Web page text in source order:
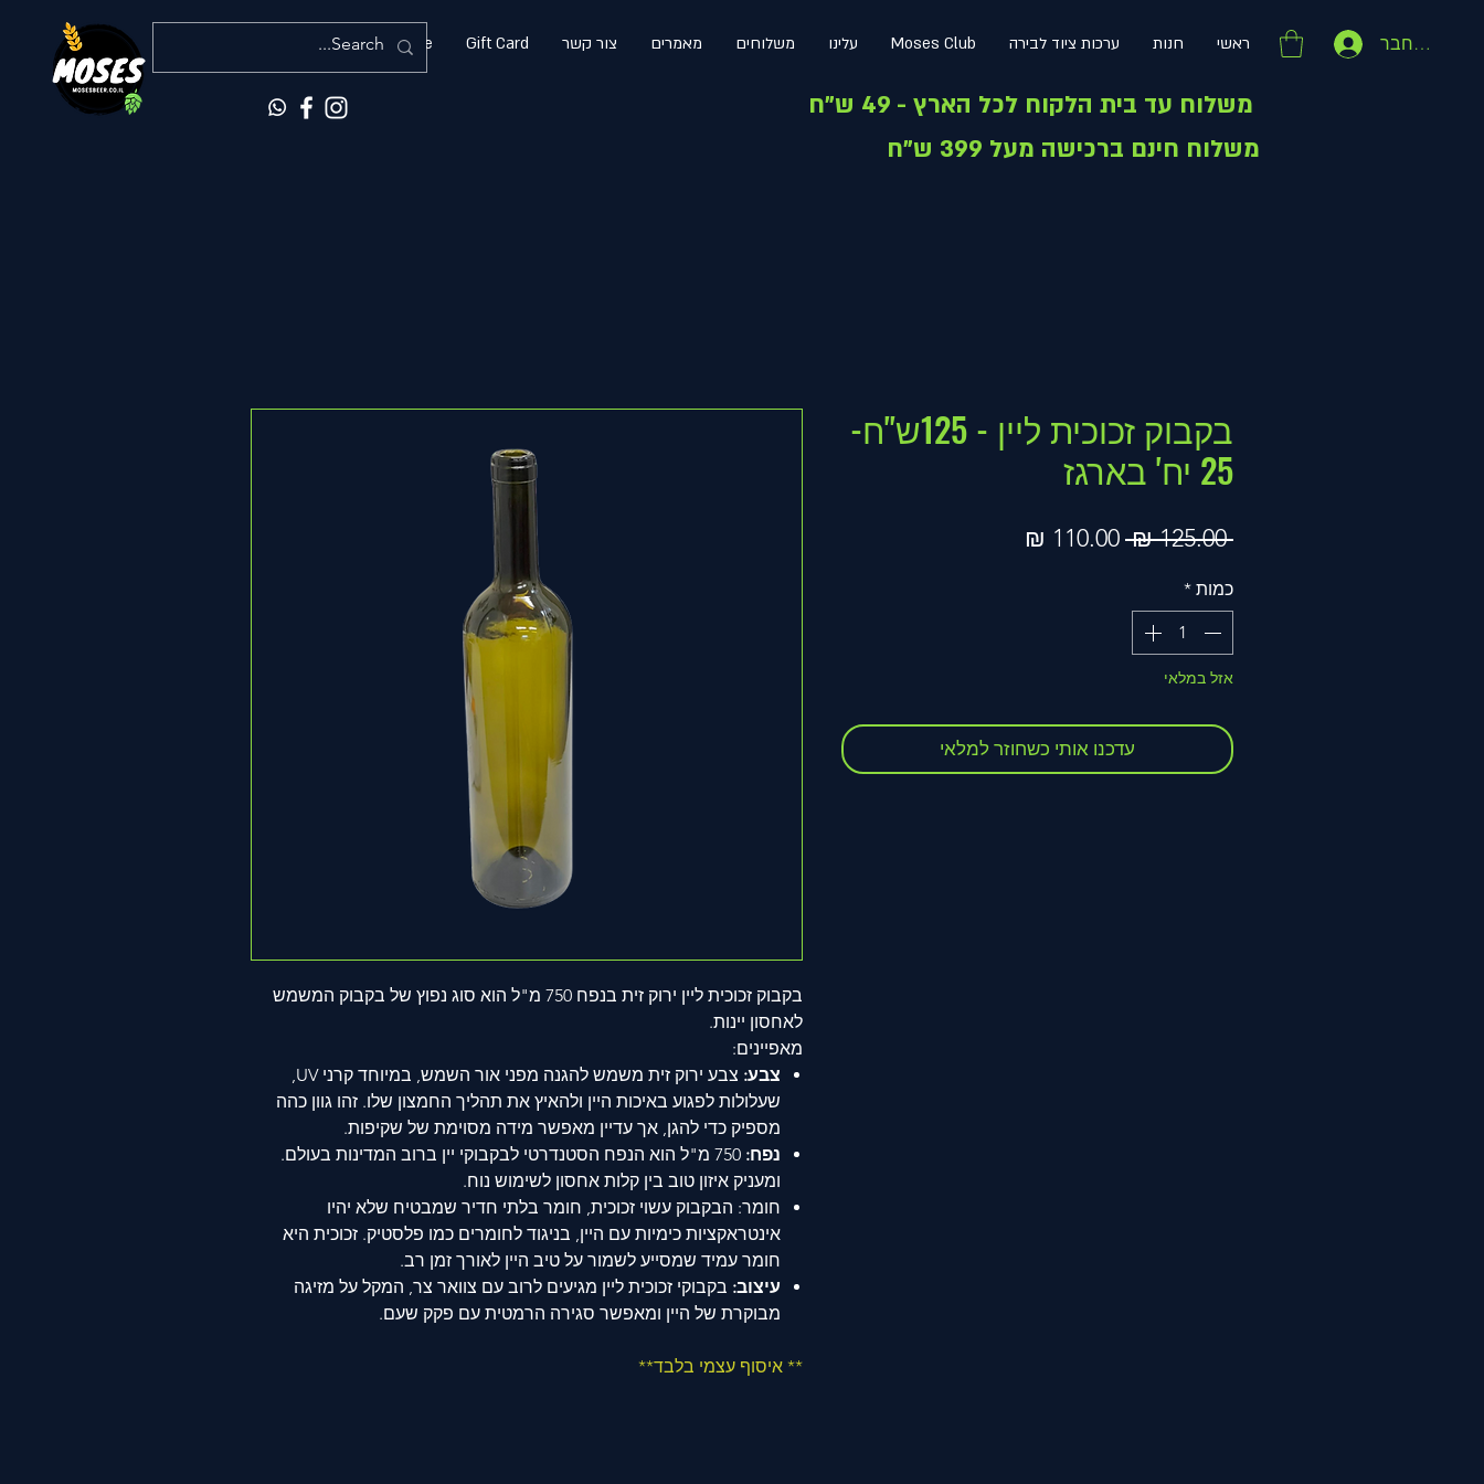
ראשי חנות ערכות ציוד לבירה Moses Club עלינו משלוחים מאמרים צור קשר Gift Card
More התחבר
בקבוק זכוכית ליין ירוק זית בנפח 750 מ"ל הוא סוג נפוץ של בקבוק המשמש
לאחסון יינות.
מאפיינים:
צבע: צבע ירוק זית משמש להגנה מפני אור השמש, במיוחד קרני UV,
שעלולות לפגוע באיכות היין ולהאיץ את תהליך החמצון שלו. זהו גוון כהה
מספיק כדי להגן, אך עדיין מאפשר מידה מסוימת של שקיפות.
נפח:
750 מ"ל הוא הנפח הסטנדרטי לבקבוקי יין ברוב המדינות בעולם.
ומעניק איזון טוב בין קלות אחסון לשימוש נוח.
חומר: הבקבוק עשוי זכוכית, חומר בלתי חדיר שמבטיח שלא יהיו
אינטראקציות כימיות עם היין, בניגוד לחומרים כמו פלסטיק. זכוכית היא
חומר עמיד שמסייע לשמור על טיב היין לאורך זמן רב.
עיצוב: בקבוקי זכוכית ליין מגיעים לרוב עם צוואר צר, המקל על מזיגה
מבוקרת של היין ומאפשר סגירה הרמטית עם פקק שעם.
** איסוף עצמי בלבד**
בקבוק זכוכית ליין - 125ש"ח-
25 יח' בארגז
‏125.00 ‏₪
מחיר
כמות *
אזל במלאי
עדכנו אותי כשחוזר למלאי